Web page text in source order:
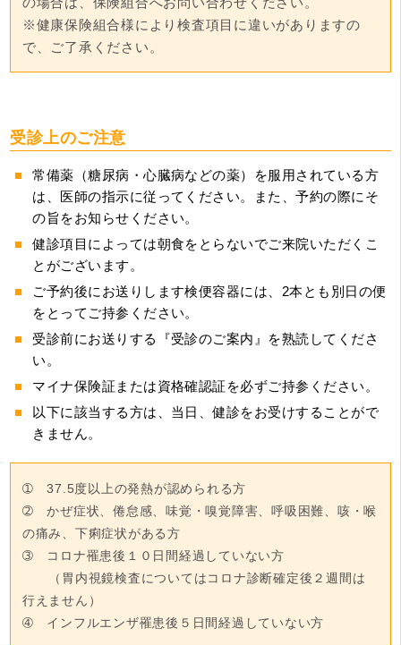
※健康保険組合様により検査項目に違いがありますの
で、ご了承ください。
受診上のご注意
常備薬（糖尿病・心臓病などの薬）を服用されている方
は、医師の指示に従ってください。また、予約の際にそ
の旨をお知らせください。
健診項目によっては朝食をとらないでご来院いただくこ
とがございます。
ご予約後にお送りします検便容器には、2本とも別日の便
をとってご持参ください。
受診前にお送りする『受診のご案内』を熟読してくださ
い。
マイナ保険証または資格確認証を必ずご持参ください。
以下に該当する方は、当日、健診をお受けすることがで
きません。
➀　37.5度以上の発熱が認められる方
➁　かぜ症状、倦怠感、味覚・嗅覚障害、呼吸困難、咳・喉
の痛み、下痢症状がある方
➂　コロナ罹患後１０日間経過していない方
（胃内視鏡検査についてはコロナ診断確定後２週間は
行えません）
➃　インフルエンザ罹患後５日間経過していない方